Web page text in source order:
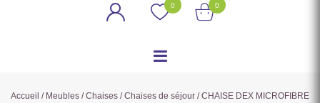
0 0
Accueil / Meubles /Chaises /Chaises de séjour / CHAISE DEX MICROFIBRE